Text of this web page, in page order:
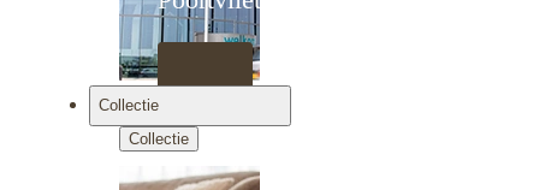
Collectie
Collectie